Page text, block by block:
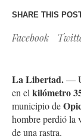
SHARE THIS
Facebook
La Libertad.—
en el kilómetro
municipio de
hombre perdió la
de una rastra.